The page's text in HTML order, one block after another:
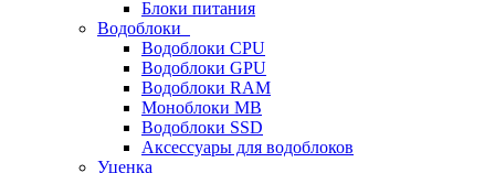
Блоки питания
Водоблоки
Водоблоки CPU
Водоблоки GPU
Водоблоки RAM
Моноблоки MB
Водоблоки SSD
Аксессуары для водоблоков
Уценка